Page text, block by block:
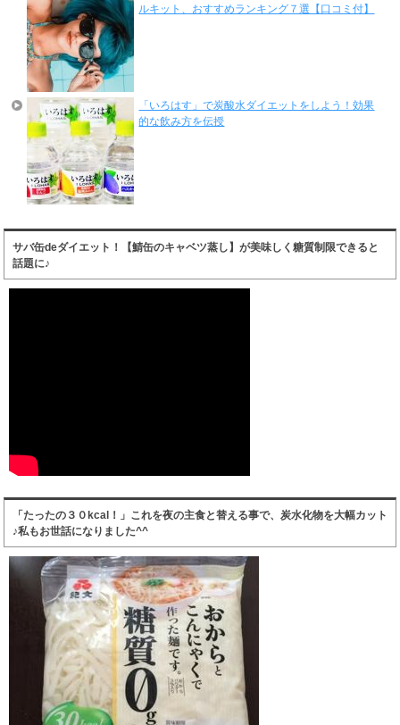
ルキット、おすすめランキング７選【口コミ付】
「いろはす」で炭酸水ダイエットをしよう！効果
的な飲み方を伝授
サバ缶deダイエット！【鯖缶のキャベツ蒸し】が美味しく糖質制限できると
話題に♪
「たったの３０kcal！」これを夜の主食と替える事で、炭水化物を大幅カット
♪私もお世話になりました^^